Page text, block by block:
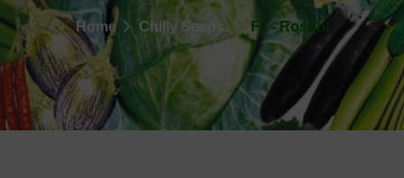
Home Chilly Seeds F1 - Roshni